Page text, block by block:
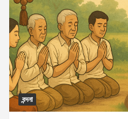
বন্দনা